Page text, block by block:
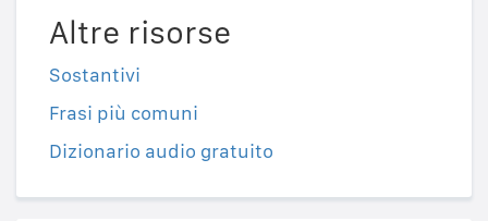
Altre risorse
Sostantivi
Frasi più comuni
Dizionario audio gratuito